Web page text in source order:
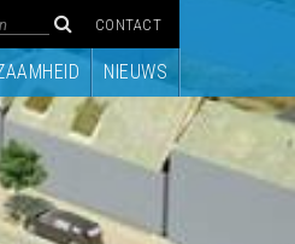
CONTACT
NIEUWS